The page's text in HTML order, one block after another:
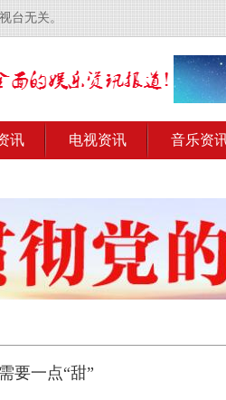
台无关。
讯 电视资讯 音乐资
要一点“甜”